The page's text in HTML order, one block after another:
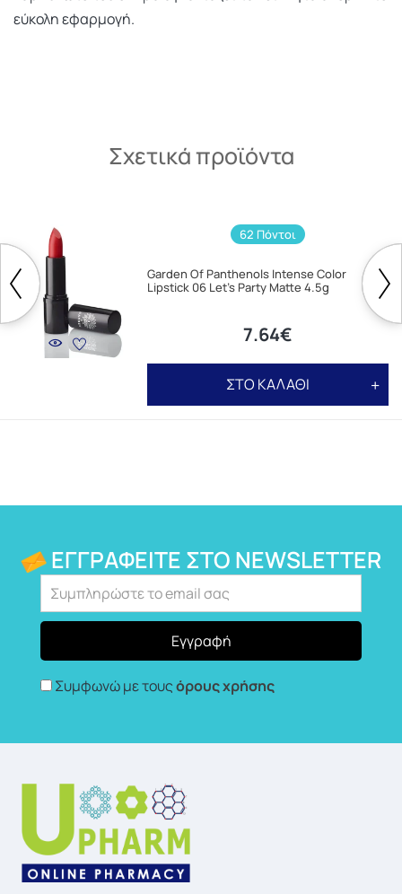
εύκολη εφαρμογή.
Σχετικά προϊόντα
62 Πόντοι
Garden Of Panthenols Intense Color
Lipstick 06 Let's Party Matte 4.5g
7.64€
ΣΤΟ ΚΑΛΑΘΙ
ΕΓΓΡΑΦΕΊΤΕ ΣΤΟ NEWSLETTER
Συμφωνώ με τουςόρους χρήσης